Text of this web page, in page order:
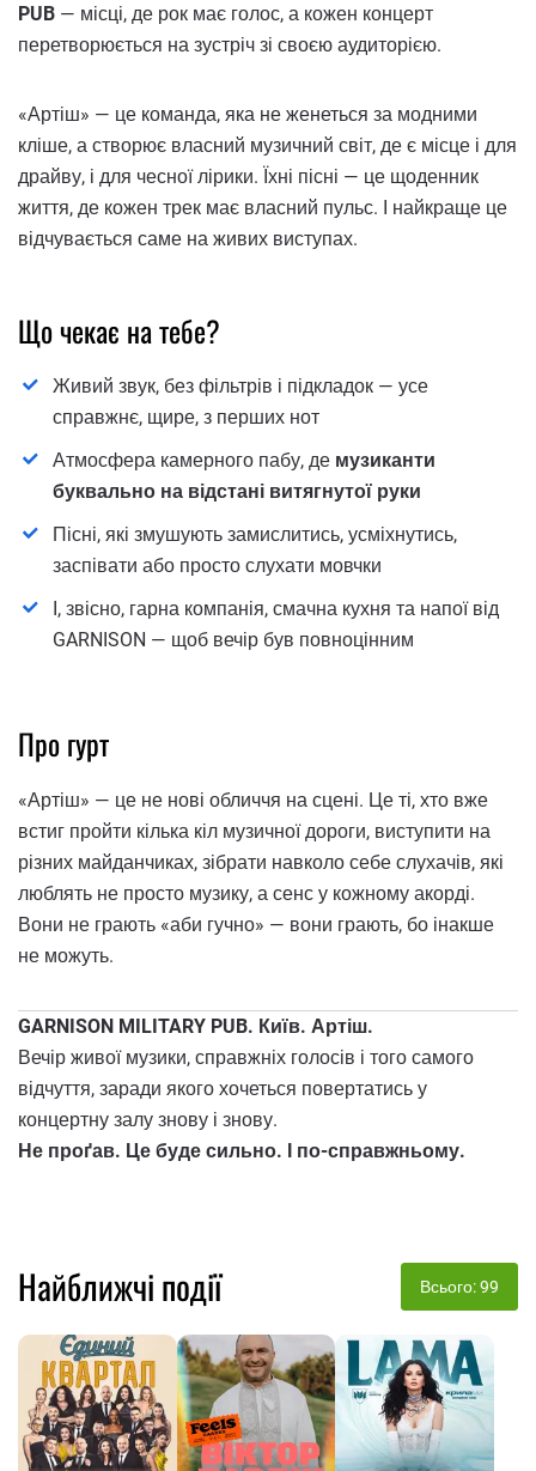
PUB — місці, де рок має голос, а кожен концерт
перетворюється на зустріч зі своєю аудиторією.
«Артіш» — це команда, яка не женеться за модними
кліше, а створює власний музичний світ, де є місце і для
драйву, і для чесної лірики. Їхні пісні — це щоденник
життя, де кожен трек має власний пульс. І найкраще це
відчувається саме на живих виступах.
Що чекає на тебе?
Живий звук, без фільтрів і підкладок — усе
справжнє, щире, з перших нот
Атмосфера камерного пабу, де музиканти
буквально на відстані витягнутої руки
Пісні, які змушують замислитись, усміхнутись,
заспівати або просто слухати мовчки
І, звісно, гарна компанія, смачна кухня та напої від
GARNISON — щоб вечір був повноцінним
Про гурт
«Артіш» — це не нові обличчя на сцені. Це ті, хто вже
встиг пройти кілька кіл музичної дороги, виступити на
різних майданчиках, зібрати навколо себе слухачів, які
люблять не просто музику, а сенс у кожному акорді.
Вони не грають «аби гучно» — вони грають, бо інакше
не можуть.
GARNISON MILITARY PUB. Київ. Артіш.
Вечір живої музики, справжніх голосів і того самого
відчуття, заради якого хочеться повертатись у
концертну залу знову і знову.
Не проґав. Це буде сильно. І по-справжньому.
Найближчі події Всього: 99